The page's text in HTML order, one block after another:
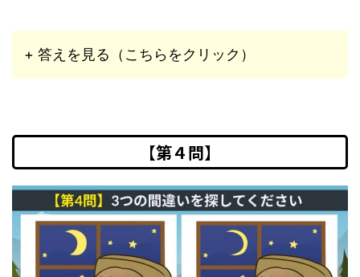
+ 答えを見る（こちらをクリック）
【第４問】